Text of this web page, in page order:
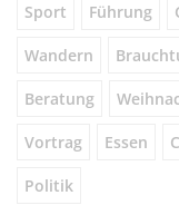
Sport Führung
Wandern
Beratung
Vortrag Essen
Politik